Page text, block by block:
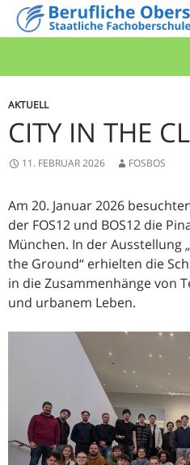
Zum
Inhalt
AKTUELL
CITY IN THE
11. FEBRUAR 2026 FOSBOS
Am 20. Januar 2026
der FOS12 und BOS12 die
München. In der Ausstellung
the Ground“ erhielten die
in die Zusammenhänge von
und urbanem Leben.